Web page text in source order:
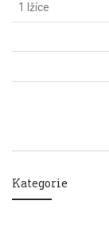
1 lžíce
Kategorie